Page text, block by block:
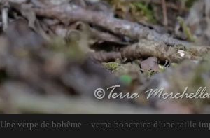
Une verpe de bohême – verpa bohemica d’une taille